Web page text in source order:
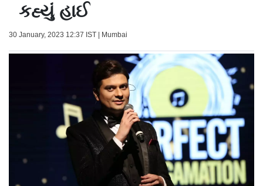
કહ્યું હાઈ
30 January, 2023 12:37 IST | Mumbai